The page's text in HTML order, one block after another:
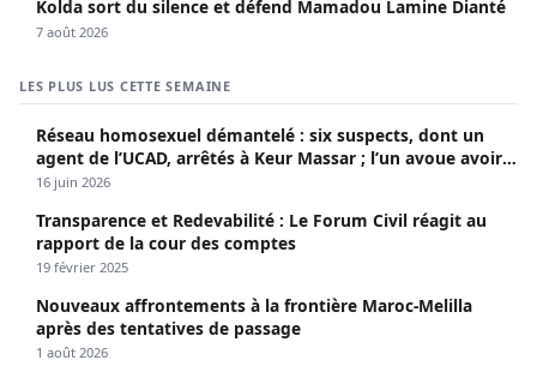
Kolda sort du silence et défend Mamadou Lamine Dianté
7 août 2026
LES PLUS LUS CETTE SEMAINE
Réseau homosexuel démantelé : six suspects, dont un
agent de l’UCAD, arrêtés à Keur Massar ; l’un avoue avoir
propagé le VIH depuis 2018
16 juin 2026
Transparence et Redevabilité : Le Forum Civil réagit au
rapport de la cour des comptes
19 février 2025
Nouveaux affrontements à la frontière Maroc-Melilla
après des tentatives de passage
1 août 2026